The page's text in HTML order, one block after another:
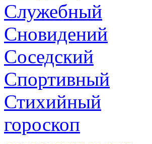
Служебный
Сновидений
Соседский
Спортивный
Стихийный
гороскоп